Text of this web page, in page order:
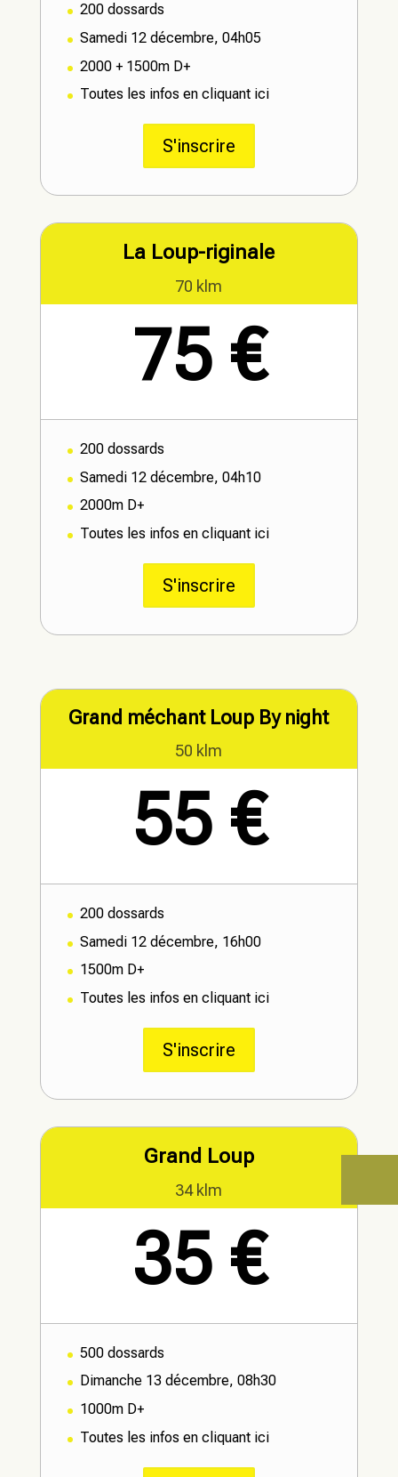
200 dossards
Samedi 12 décembre, 04h05
2000 + 1500m D+
Toutes les infos en cliquant ici
S'inscrire
La Loup-riginale
70 klm
75 €
200 dossards
Samedi 12 décembre, 04h10
2000m D+
Toutes les infos en cliquant ici
S'inscrire
Grand méchant Loup By night
50 klm
55 €
200 dossards
Samedi 12 décembre, 16h00
1500m D+
Toutes les infos en cliquant ici
S'inscrire
Grand Loup
34 klm
35 €
500 dossards
Dimanche 13 décembre, 08h30
1000m D+
Toutes les infos en cliquant ici